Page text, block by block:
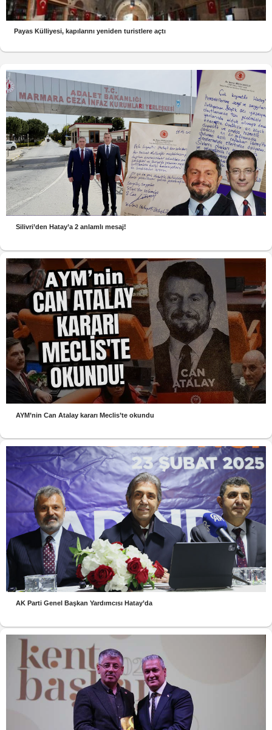
Payas Külliyesi, kapılarını yeniden turistlere açtı
Silivri’den Hatay’a 2 anlamlı mesaj!
AYM’nin Can Atalay kararı Meclis’te okundu
AK Parti Genel Başkan Yardımcısı Hatay’da